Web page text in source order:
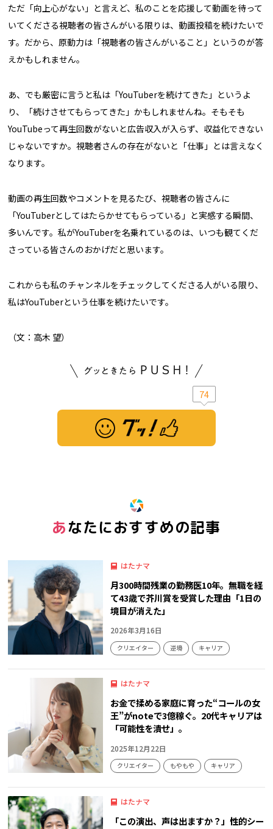
ただ「向上心がない」と言えど、私のことを応援して動画を待って
いてくださる視聴者の皆さんがいる限りは、動画投稿を続けたいで
す。だから、原動力は「視聴者の皆さんがいること」というのが答
えかもしれません。
あ、でも厳密に言うと私は「YouTuberを続けてきた」というよ
り、「続けさせてもらってきた」かもしれませんね。そもそも
YouTubeって再生回数がないと広告収入が入らず、収益化できない
じゃないですか。視聴者さんの存在がないと「仕事」とは言えなく
なります。
動画の再生回数やコメントを見るたび、視聴者の皆さんに
「YouTuberとしてはたらかせてもらっている」と実感する瞬間、
多いんです。私がYouTuberを名乗れているのは、いつも観てくだ
さっている皆さんのおかげだと思います。
これからも私のチャンネルをチェックしてくださる人がいる限り、
私はYouTuberという仕事を続けたいです。
（文：高木 望）
74
あなたにおすすめの記事
はたナマ
月300時間残業の勤務医10年。無職を経
て43歳で芥川賞を受賞した理由「1日の
境目が消えた」
2026年3月16日
クリエイター 逆境 キャリア
はたナマ
お金で揉める家庭に育った“コールの女
王”がnoteで3億稼ぐ。20代キャリアは
「可能性を潰せ」。
2025年12月22日
クリエイター もやもや キャリア
はたナマ
「この演出、声は出ますか？」性的シー